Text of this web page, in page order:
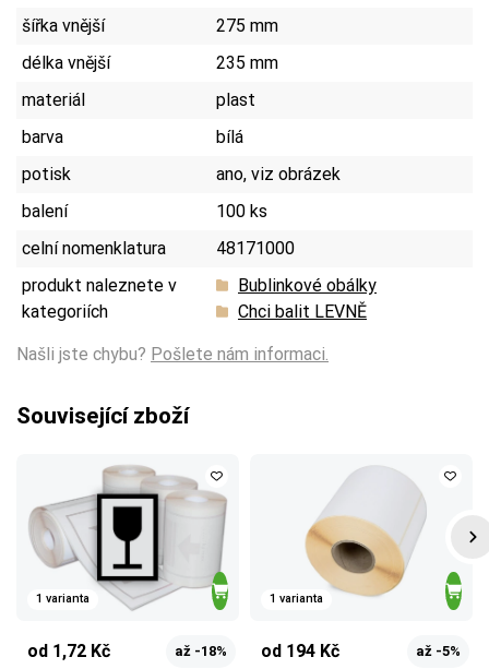
šířka vnější
275 mm
délka vnější
235 mm
materiál
plast
barva
bílá
potisk
ano, viz obrázek
balení
100 ks
celní nomenklatura
48171000
produkt naleznete v
kategoriích
Bublinkové obálky
Chci balit LEVNĚ
Našli jste chybu? Pošlete nám informaci.
Související zboží
1 varianta
od 1,72 Kč až -18%
1 varianta
od 194 Kč až -5%